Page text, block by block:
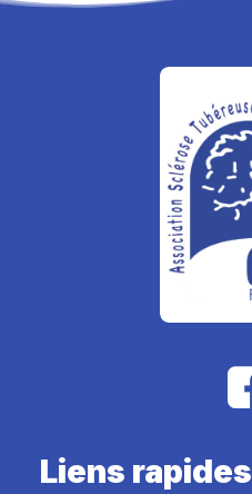
Liens rapides